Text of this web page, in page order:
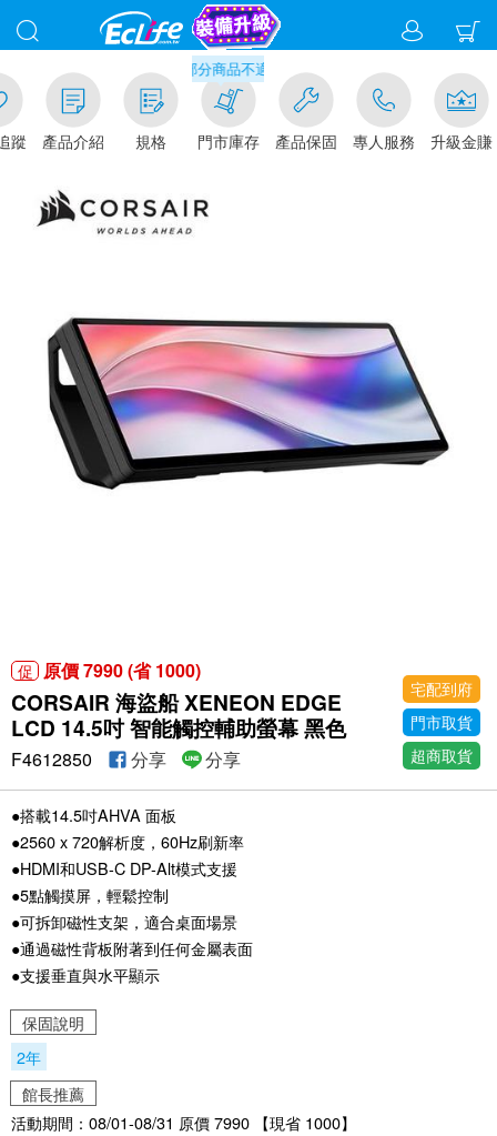
蹤 產品介紹 規格
滿千元門市取貨現折1%(部分商品不適用)-請點我看
門市庫存 產品保固 專人服務 升級金賺
促 原價 7990 (省 1000)
CORSAIR 海盜船 XENEON EDGE
LCD 14.5吋 智能觸控輔助螢幕 黑色
宅配到府
門市取貨
超商取貨
F4612850 分享 分享
●搭載14.5吋AHVA 面板
●2560 x 720解析度，60Hz刷新率
●HDMI和USB-C DP-Alt模式支援
●5點觸摸屏，輕鬆控制
●可拆卸磁性支架，適合桌面場景
●通過磁性背板附著到任何金屬表面
●支援垂直與水平顯示
保固說明
2年
館長推薦
活動期間：08/01-08/31 原價 7990 【現省 1000】